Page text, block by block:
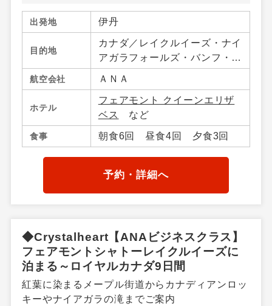
出発地 伊丹
目的地
カナダ／レイクルイーズ・ナイ
アガラフォールズ・バンフ・ジ
ャスパー・ローレンシャン高
ク、アメリカ合衆国／ニューヨ
ーク
航空会社 ＡＮＡ
ホテル
フェアモント クイーンエリザ
ベス
など
食事 朝食6回 昼食4回 夕食3回
予約・詳細へ
◆Crystalheart【ANAビジネスクラス】
フェアモントシャトーレイクルイーズに
泊まる～ロイヤルカナダ9日間
紅葉に染まるメープル街道からカナディアンロッ
キーやナイアガラの滝までご案内